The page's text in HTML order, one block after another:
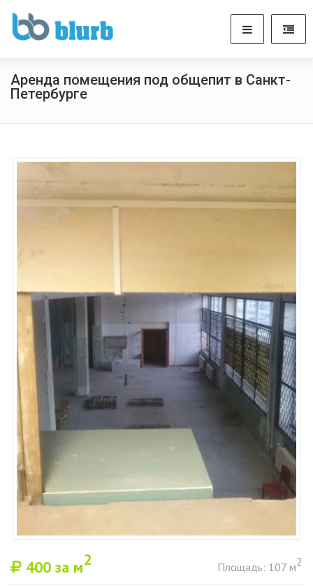
Аренда помещения под общепит в Санкт-
Петербурге
400 за м2 Площадь: 107 м2